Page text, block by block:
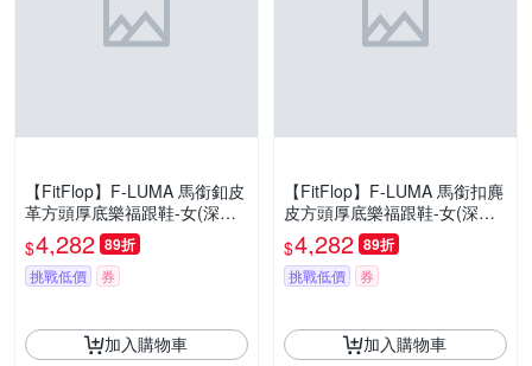
【FitFlop】F-LUMA 馬銜釦皮
革方頭厚底樂福跟鞋-女(深棕
褐色)
$4,282 89折
挑戰低價 券
加入購物車
【FitFlop】F-LUMA 馬銜扣麂
皮方頭厚底樂福跟鞋-女(深橄
欖色)
$4,282 89折
挑戰低價 券
加入購物車